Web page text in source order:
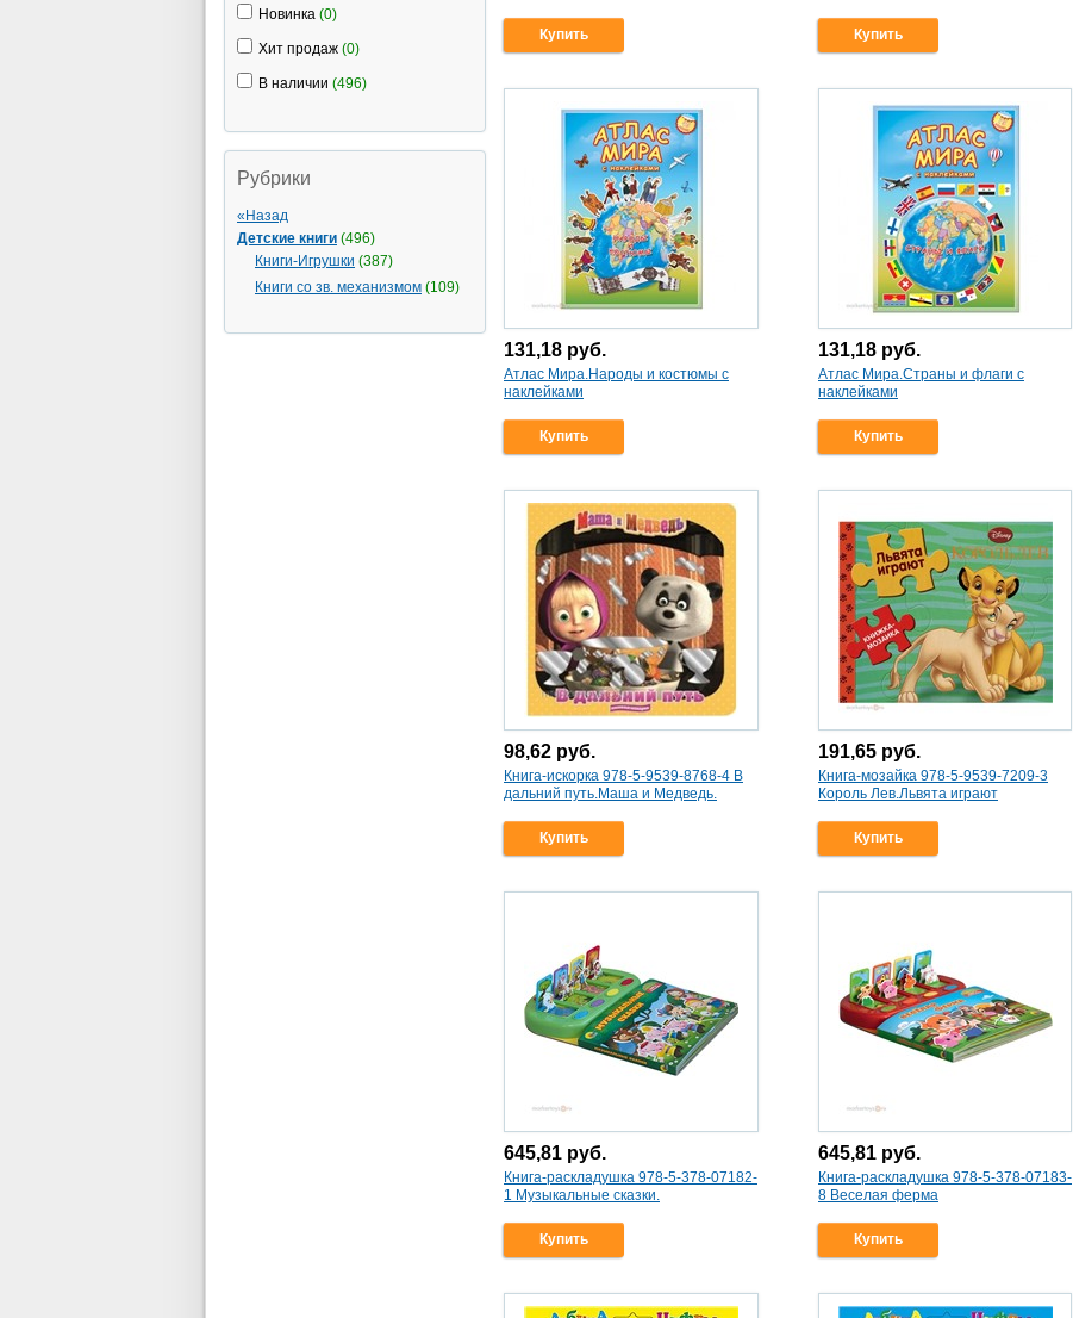
Новинка (0)
Хит продаж (0)
В наличии (496)
Рубрики
«Назад
Детские книги (496)
Книги-Игрушки (387)
Книги со зв. механизмом (109)
Купить Купить
131,18 руб.
Атлас Мира.Народы и костюмы с
наклейками
Купить
131,18 руб.
Атлас Мира.Страны и флаги с
наклейками
Купить
98,62 руб.
Книга-искорка 978-5-9539-8768-4 В
дальний путь.Маша и Медведь.
Купить
191,65 руб.
Книга-мозайка 978-5-9539-7209-3
Король Лев.Львята играют
Купить
645,81 руб.
Книга-раскладушка 978-5-378-07182-
1 Музыкальные сказки.
Купить
645,81 руб.
Книга-раскладушка 978-5-378-07183-
8 Веселая ферма
Купить